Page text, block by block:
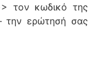
τον κωδικό της
την ερώτησή σας